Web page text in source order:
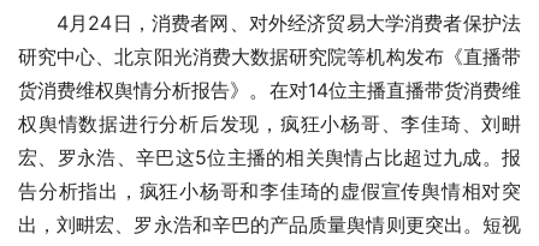
4月24日，消费者网、对外经济贸易大学消费者保护法
研究中心、北京阳光消费大数据研究院等机构发布《直播带
货消费维权舆情分析报告》。在对14位主播直播带货消费维
权舆情数据进行分析后发现，疯狂小杨哥、李佳琦、刘畊
宏、罗永浩、辛巴这5位主播的相关舆情占比超过九成。报
告分析指出，疯狂小杨哥和李佳琦的虚假宣传舆情相对突
出，刘畊宏、罗永浩和辛巴的产品质量舆情则更突出。短视